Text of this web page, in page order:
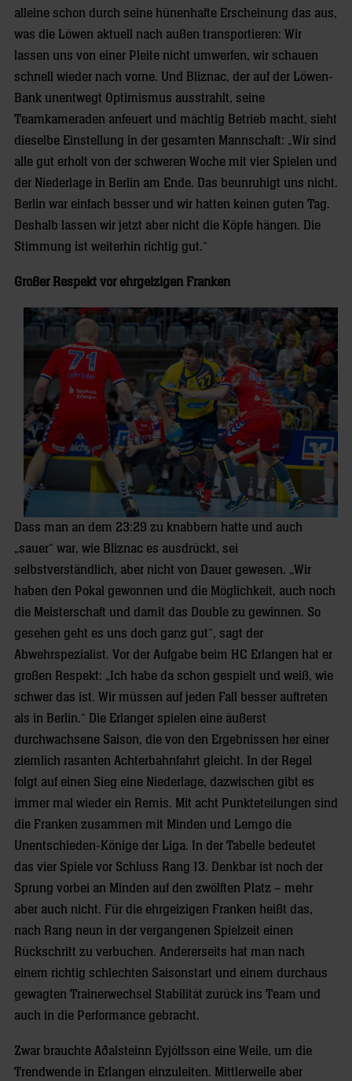
alleine schon durch seine hünenhafte Erscheinung das aus,
was die Löwen aktuell nach außen transportieren: Wir
lassen uns von einer Pleite nicht umwerfen, wir schauen
schnell wieder nach vorne. Und Bliznac, der auf der Löwen-
Bank unentwegt Optimismus ausstrahlt, seine
Teamkameraden anfeuert und mächtig Betrieb macht, sieht
dieselbe Einstellung in der gesamten Mannschaft: „Wir sind
alle gut erholt von der schweren Woche mit vier Spielen und
der Niederlage in Berlin am Ende. Das beunruhigt uns nicht.
Berlin war einfach besser und wir hatten keinen guten Tag.
Deshalb lassen wir jetzt aber nicht die Köpfe hängen. Die
Stimmung ist weiterhin richtig gut.“
Großer Respekt vor ehrgeizigen Franken
Dass man an dem 23:29 zu knabbern hatte und auch
„sauer“ war, wie Bliznac es ausdrückt, sei
selbstverständlich, aber nicht von Dauer gewesen. „Wir
haben den Pokal gewonnen und die Möglichkeit, auch noch
die Meisterschaft und damit das Double zu gewinnen. So
gesehen geht es uns doch ganz gut“, sagt der
Abwehrspezialist. Vor der Aufgabe beim HC Erlangen hat er
großen Respekt: „Ich habe da schon gespielt und weiß, wie
schwer das ist. Wir müssen auf jeden Fall besser auftreten
als in Berlin.“ Die Erlanger spielen eine äußerst
durchwachsene Saison, die von den Ergebnissen her einer
ziemlich rasanten Achterbahnfahrt gleicht. In der Regel
folgt auf einen Sieg eine Niederlage, dazwischen gibt es
immer mal wieder ein Remis. Mit acht Punkteteilungen sind
die Franken zusammen mit Minden und Lemgo die
Unentschieden-Könige der Liga. In der Tabelle bedeutet
das vier Spiele vor Schluss Rang 13. Denkbar ist noch der
Sprung vorbei an Minden auf den zwölften Platz – mehr
aber auch nicht. Für die ehrgeizigen Franken heißt das,
nach Rang neun in der vergangenen Spielzeit einen
Rückschritt zu verbuchen. Andererseits hat man nach
einem richtig schlechten Saisonstart und einem durchaus
gewagten Trainerwechsel Stabilität zurück ins Team und
auch in die Performance gebracht.
Zwar brauchte Aðalsteinn Eyjólfsson eine Weile, um die
Trendwende in Erlangen einzuleiten. Mittlerweile aber